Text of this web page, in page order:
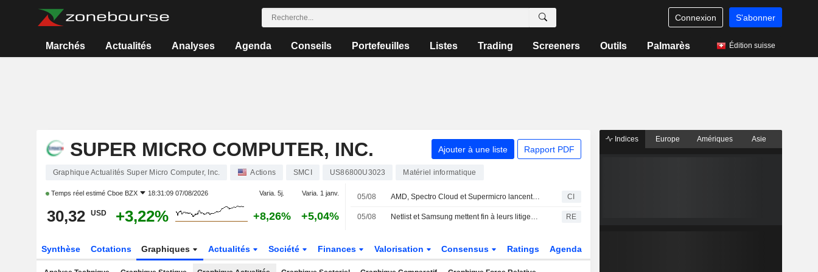
Connexion S'abonner
Marchés Actualités Analyses Agenda Conseils Portefeuilles Listes Trading Screeners Outils Palmarès Édition suisse
SUPER MICRO COMPUTER, INC. Ajouter à une liste Rapport PDF
Graphique Actualités Super Micro Computer, Inc. Actions SMCI US86800U3023 Matériel informatique
Temps réel estimé Cboe BZX 18:31:09 07/08/2026 Varia. 5j. Varia. 1 janv.
30,32 USD +3,22% +8,26% +5,04%
05/08 AMD, Spectro Cloud et Supermicro lancent AMD Instinct Coder, une solution d'inférence IA pour les entreprises CI
05/08 Netlist et Samsung mettent fin à leurs litiges de brevets via un nouvel accord de cinq ans sur les mémoires RE
Synthèse Cotations Graphiques Actualités Société Finances Valorisation Consensus Ratings Agenda
Indices Europe Amériques Asie